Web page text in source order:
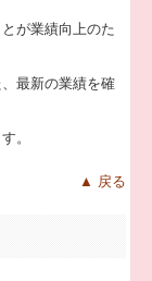
が業績向上のた
最新の業績を確
。
▲ 戻る